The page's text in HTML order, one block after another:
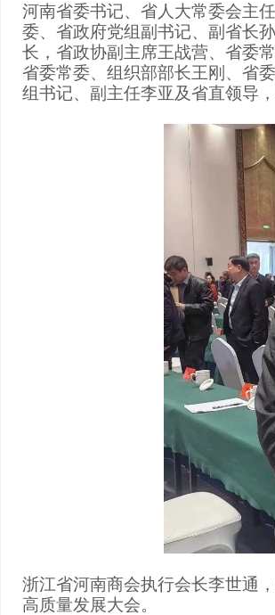
河南省委书记、省人大常委会主任
委、省政府党组副书记、副省长
长，省政协副主席‌王战营、 省委
省委常委、组织部部长‌王刚 、 省
组书记、副主任李亚及省直领导
浙江省河南商会执行会长李世通
高质量发展大会。